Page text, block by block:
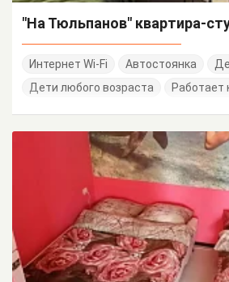
"На Тюльпанов" квартира-
Интернет Wi-Fi Автостоянка
Дети любого возраста
Работает